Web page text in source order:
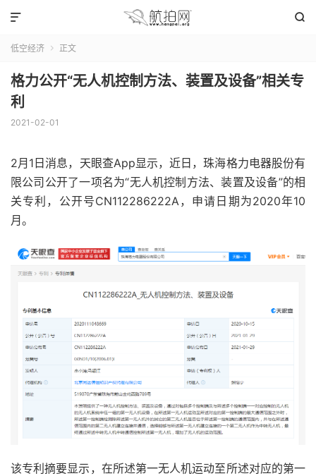


低空经济  正文
格力公开“无人机控制方法、装置及设备”相关专
利
2021-02-01
2月1日消息，天眼查App显示，近日，珠海格力电器股份有
限公司公开了一项名为“无人机控制方法、装置及设备”的相
关专利，公开号CN112286222A，申请日期为2020年10
月。
该专利摘要显示，在所述第一无人机运动至所述对应的第一